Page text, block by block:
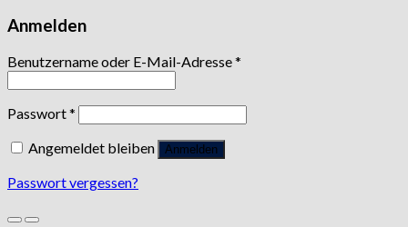
Anmelden
Benutzername oder E-Mail-Adresse*
Passwort*
Angemeldet bleiben
Anmelden
Passwort vergessen?